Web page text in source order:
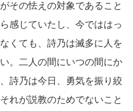
その怯えの対象であること
感じていたし、今でははっ
くても、詩乃は滅多に人を
。二人の間にいつの間にか
詩乃は今日、勇気を振り絞
れが説教のためでないこと